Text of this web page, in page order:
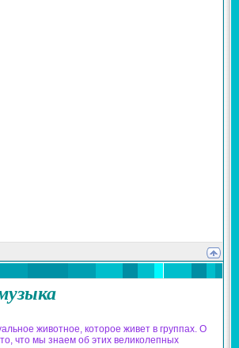
животное, которое живет в группах. О
что мы знаем об этих великолепных